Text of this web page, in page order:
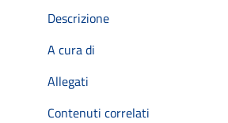
Descrizione
A cura di
Allegati
Contenuti correlati